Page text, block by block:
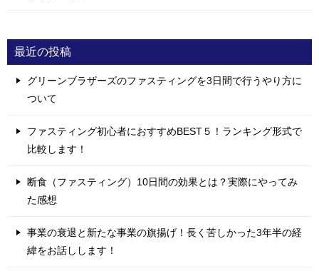
最近の投稿
グリーンブラザーズのファスティングを3日間で行うやり方に
ついて
ファスティング初心者におすすめBEST５！ランキング形式で
比較します！
断食（ファスティング）10日間の効果とは？実際にやってみ
た感想
事業の衰退と新たな事業の旗揚げ！長く苦しかった3年半の経
緯をお話しします！